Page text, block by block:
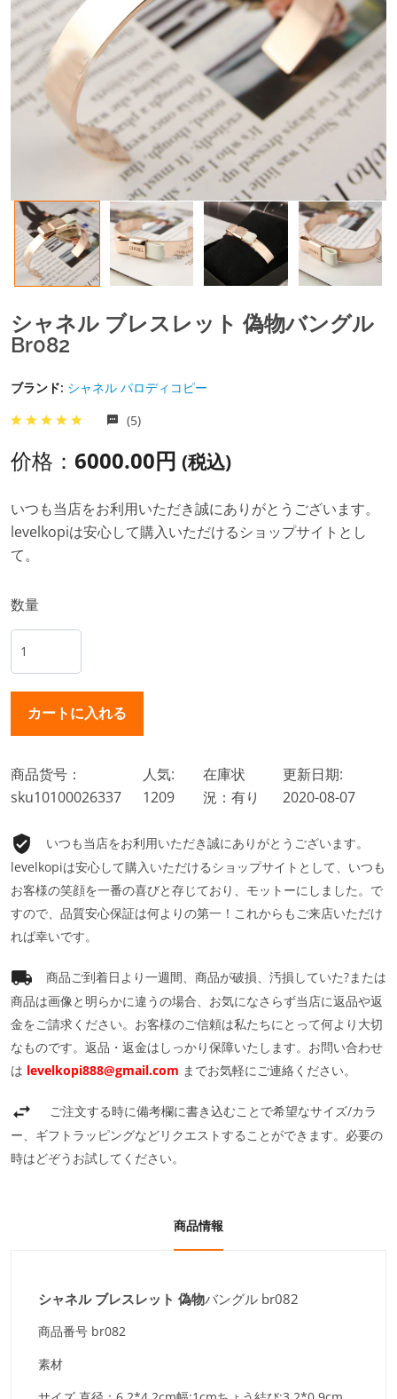
シャネル ブレスレット 偽物バングル
Br082
ブランド: シャネル パロディコピー
(5)
价格： 6000.00円 (税込)
いつも当店をお利用いただき誠にありがとうございます。
levelkopiは安心して購入いただけるショップサイトとし
て。
数量
商品货号：
sku10100026337
人気:
1209
在庫状
況：有り
更新日期:
2020-08-07
いつも当店をお利用いただき誠にありがとうございます。
levelkopiは安心して購入いただけるショップサイトとして、いつも
お客様の笑顔を一番の喜びと存じており、モットーにしました。で
すので、品質安心保証は何よりの第一！これからもご来店いただけ
れば幸いです。
商品ご到着日より一週間、商品が破損、汚損していた?または
商品は画像と明らかに違うの場合、お気になさらず当店に返品や返
金をご請求ください。お客様のご信頼は私たちにとって何より大切
なものです。返品・返金はしっかり保障いたします。お問い合わせ
は levelkopi888@gmail.com までお気軽にご連絡ください。
ご注文する時に備考欄に書き込むことで希望なサイズ/カラ
ー、ギフトラッピングなどリクエストすることができます。必要の
時はどぞうお試してください。
商品情報
シャネル ブレスレット 偽物バングル br082
商品番号 br082
素材